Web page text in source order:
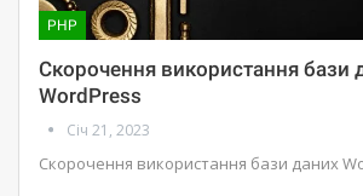
PHP
Скорочення використання бази
WordPress
Січ 21, 2023
Скорочення використання бази даних